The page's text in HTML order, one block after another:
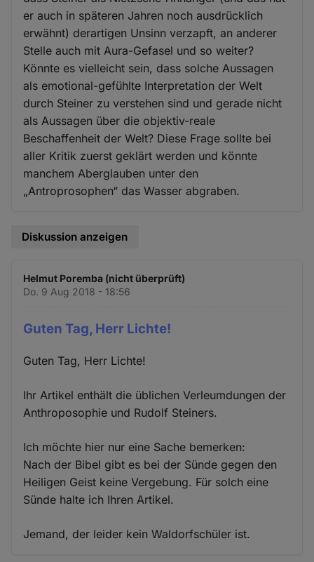
er auch in späteren Jahren noch ausdrücklich
erwähnt) derartigen Unsinn verzapft, an anderer
Stelle auch mit Aura-Gefasel und so weiter?
Könnte es vielleicht sein, dass solche Aussagen
als emotional-gefühlte Interpretation der Welt
durch Steiner zu verstehen sind und gerade nicht
als Aussagen über die objektiv-reale
Beschaffenheit der Welt? Diese Frage sollte bei
aller Kritik zuerst geklärt werden und könnte
manchem Aberglauben unter den
„Antroprosophen“ das Wasser abgraben.
Diskussion anzeigen
Helmut Poremba (nicht überprüft)
Do. 9 Aug 2018 - 18:56
Guten Tag, Herr Lichte!
Guten Tag, Herr Lichte!
Ihr Artikel enthält die üblichen Verleumdungen der
Anthroposophie und Rudolf Steiners.
Ich möchte hier nur eine Sache bemerken:
Nach der Bibel gibt es bei der Sünde gegen den
Heiligen Geist keine Vergebung. Für solch eine
Sünde halte ich Ihren Artikel.
Jemand, der leider kein Waldorfschüler ist.